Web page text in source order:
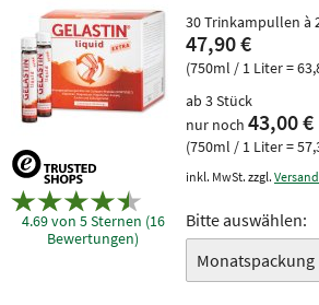
4.69 von 5 Sternen (16
Bewertungen)
30 Trinkampullen à
47,90 €
(750ml / 1 Liter =
ab 3 Stück
nur noch 43,00 €
(750ml / 1 Liter =
inkl. MwSt. zzgl.
Bitte auswählen: